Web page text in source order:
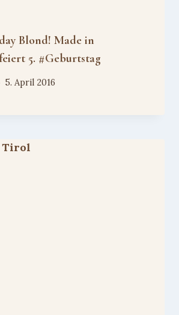
Blond! Made in
5. #Geburtstag
5. April 2016